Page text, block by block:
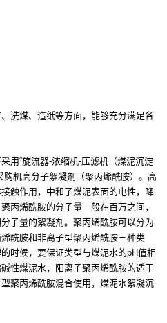
洗煤、造纸等方面，能够充分满足各
用“旋流器-浓缩机-压滤机（煤泥沉淀
购机高分子絮凝剂（聚丙烯酰胺）。高
触作用，中和了煤泥表面的电性，降
丙烯酰胺的分子量一般在百万之间，
子量的絮凝剂。聚丙烯酰胺可以分为
酰胺和非离子型聚丙烯酰胺三种类
时候，要保证类型与煤泥水的pH值相
性煤泥水，阳离子聚丙烯酰胺的适于
聚丙烯酰胺混合使用，煤泥水絮凝沉